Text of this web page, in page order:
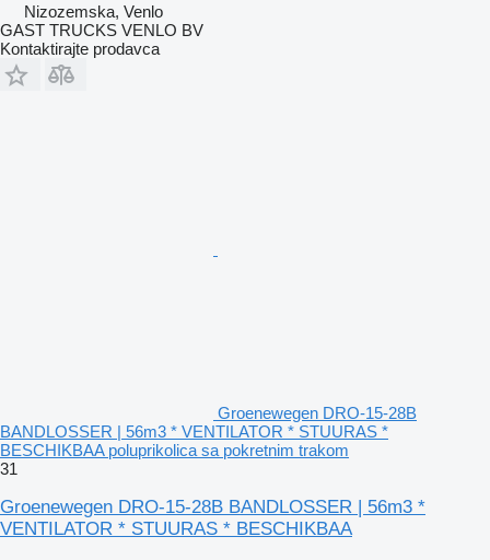
Nizozemska, Venlo
GAST TRUCKS VENLO BV
Kontaktirajte prodavca
Groenewegen DRO-15-28B
BANDLOSSER | 56m3 * VENTILATOR * STUURAS *
BESCHIKBAA poluprikolica sa pokretnim trakom
31
Groenewegen DRO-15-28B BANDLOSSER | 56m3 *
VENTILATOR * STUURAS * BESCHIKBAA